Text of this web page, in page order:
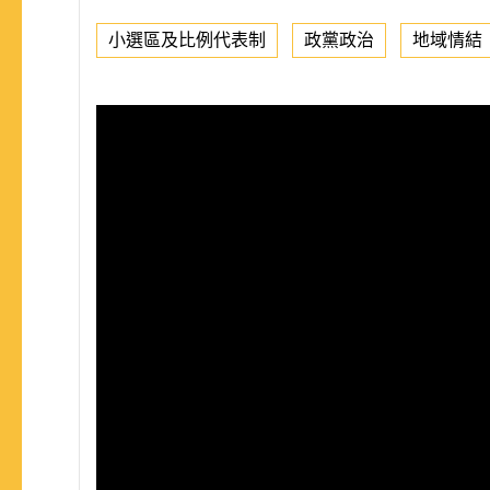
小選區及比例代表制 政黨政治 地域情結